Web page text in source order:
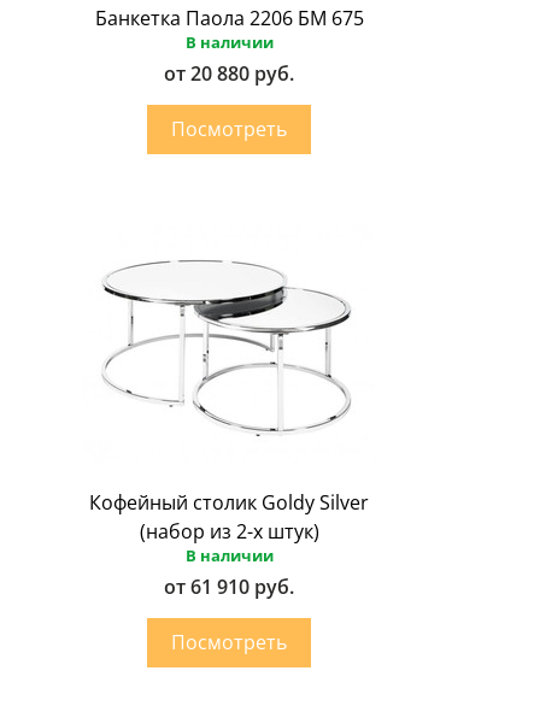
Банкетка Паола 2206 БМ 675
В наличии
от 20 880 руб.
Кофейный столик Goldy Silver
(набор из 2-х штук)
В наличии
от 61 910 руб.